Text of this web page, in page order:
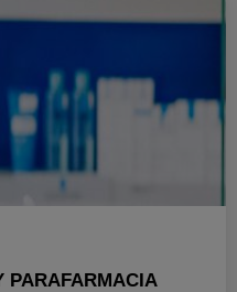
PARAFARMACIA